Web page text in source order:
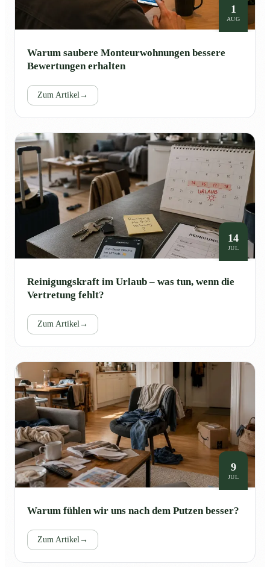
1
AUG
Warum saubere Monteurwohnungen bessere
Bewertungen erhalten
Zum Artikel→
14
JUL
Reinigungskraft im Urlaub – was tun, wenn die
Vertretung fehlt?
Zum Artikel→
9
JUL
Warum fühlen wir uns nach dem Putzen besser?
Zum Artikel→